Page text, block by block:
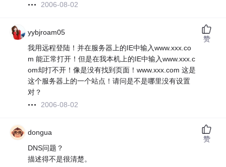
2006-08-02
yybjroam05
我用远程登陆！并在服务器上的IE中输入www.xxx.co
m 能正常打开！但是在我本机上的IE中输入www.xxx.c
om却打不开！像是没有找到页面！www.xxx.com 这是
这个服务器上的一个站点！请问是不是哪里没有设置
对？
2006-08-02
赞
dongua
DNS问题？
描述得不是很清楚。
赞